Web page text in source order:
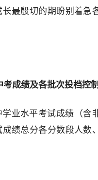
最殷切的期盼别着急
考成绩及各批次投档控
业水平考试成绩（含
绩总分各分数段人数